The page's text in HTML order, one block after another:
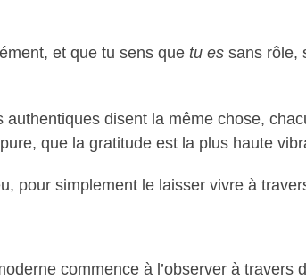
et que tu sens que tu es sans rôle,
disent la même chose,
que la gratitude est la plus haute
pour simplement le laisser vivre à
commence à l’observer à travers